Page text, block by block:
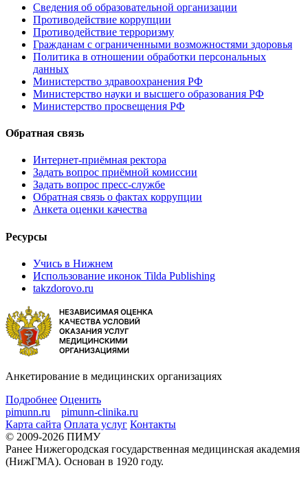
Сведения об образовательной организации
Противодействие коррупции
Противодействие терроризму
Гражданам с ограниченными возможностями здоровья
Политика в отношении обработки персональных
данных
Министерство здравоохранения РФ
Министерство науки и высшего образования РФ
Министерство просвещения РФ
Обратная связь
Интернет-приёмная ректора
Задать вопрос приёмной комиссии
Задать вопрос пресс-службе
Обратная связь о фактах коррупции
Анкета оценки качества
Ресурсы
Учись в Нижнем
Использование иконок Tilda Publishing
takzdorovo.ru
Анкетирование в медицинских организациях
Подробнее Оценить
pimunn.ru
pimunn-clinika.ru
Карта сайта Оплата услуг Контакты
© 2009-2026 ПИМУ
Ранее Нижегородская государственная медицинская академия
(НижГМА). Основан в 1920 году.